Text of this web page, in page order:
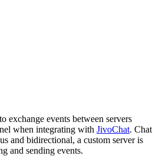
exchange events between servers
when integrating with JivoChat. Chat
and bidirectional, a custom server is
and sending events.